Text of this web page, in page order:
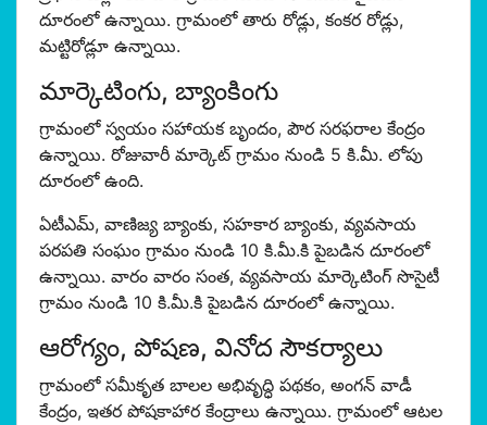
దూరంలో ఉన్నాయి. గ్రామంలో తారు రోడ్లు, కంకర రోడ్లు,
మట్టిరోడ్లూ ఉన్నాయి.
మార్కెటింగు, బ్యాంకింగు
గ్రామంలో స్వయం సహాయక బృందం, పౌర సరఫరాల కేంద్రం
ఉన్నాయి. రోజువారీ మార్కెట్ గ్రామం నుండి 5 కి.మీ. లోపు
దూరంలో ఉంది.
ఏటీఎమ్, వాణిజ్య బ్యాంకు, సహకార బ్యాంకు, వ్యవసాయ
పరపతి సంఘం గ్రామం నుండి 10 కి.మీ.కి పైబడిన దూరంలో
ఉన్నాయి. వారం వారం సంత, వ్యవసాయ మార్కెటింగ్ సొసైటీ
గ్రామం నుండి 10 కి.మీ.కి పైబడిన దూరంలో ఉన్నాయి.
ఆరోగ్యం, పోషణ, వినోద సౌకర్యాలు
గ్రామంలో సమీకృత బాలల అభివృద్ధి పథకం, అంగన్ వాడీ
కేంద్రం, ఇతర పోషకాహార కేంద్రాలు ఉన్నాయి. గ్రామంలో ఆటల